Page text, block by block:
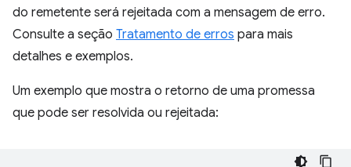
do remetente será rejeitada com a mensagem de erro.
Consulte a seção Tratamento de erros para mais
detalhes e exemplos.
Um exemplo que mostra o retorno de uma promessa
que pode ser resolvida ou rejeitada: